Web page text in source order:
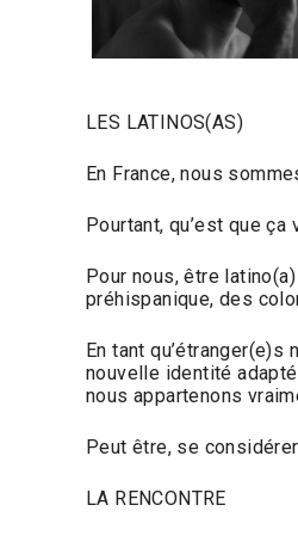
LES LATINOS(AS)
En France, nous
Pourtant, qu’est que ça
Pour nous, être
préhispanique, des
En tant
nouvelle identité
nous appartenons
Peut être, se
LA RENCONTRE